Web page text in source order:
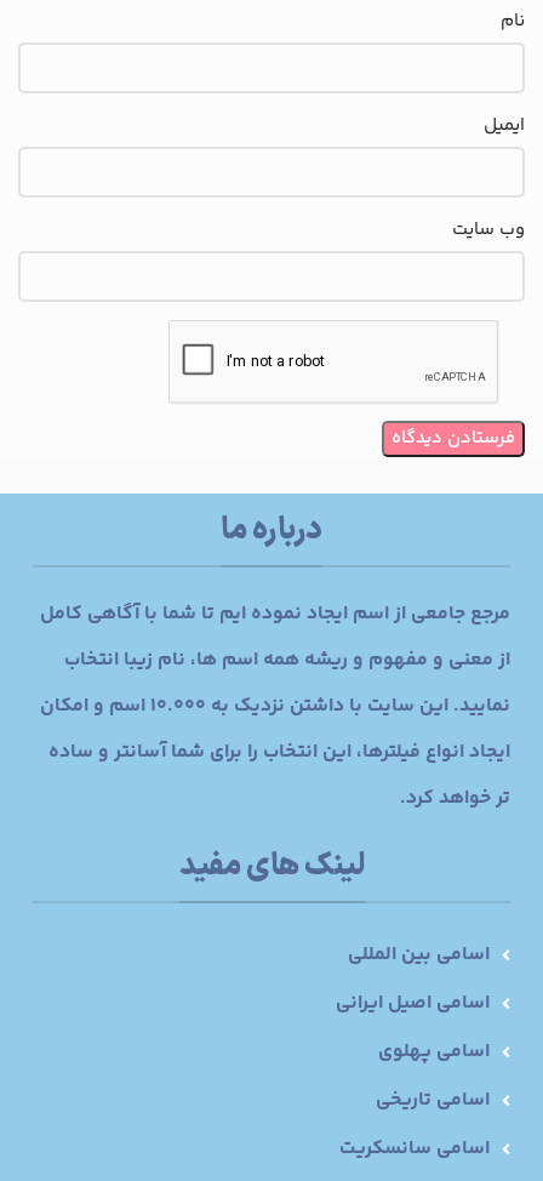
نام
ایمیل
وب‌ سایت
درباره ما
مرجع جامعی از اسم ایجاد نموده ایم تا شما با آگاهی کامل
از معنی و مفهوم و ریشه همه اسم ها، نام زیبا انتخاب
نمایید. این سایت با داشتن نزدیک به 10.000 اسم و امکان
ایجاد انواع فیلترها، این انتخاب را برای شما آسانتر و ساده
تر خواهد کرد.
لینک های مفید
اسامی بین المللی
اسامی اصیل ایرانی
اسامی پهلوی
اسامی تاریخی
اسامی سانسکریت